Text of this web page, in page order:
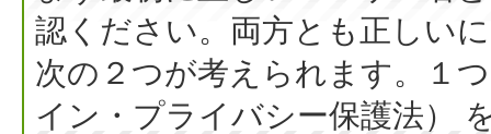
認ください。両方とも正しい
次の２つが考えられます。１
イン・プライバシー保護法）